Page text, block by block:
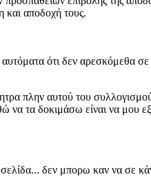
και αποδοχή τους.
ότι δεν αρεσκόμεθα σε
πλην αυτού του
να τα δοκιμάσω είναι να μου
δεν μπορω καν να σε